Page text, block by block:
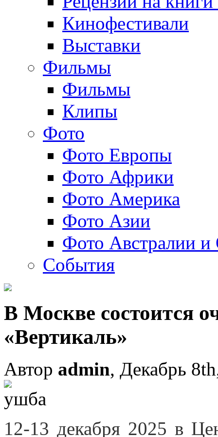
Кинофестивали
Выставки
Фильмы
Фильмы
Клипы
Фото
Фото Европы
Фото Африки
Фото Америка
Фото Азии
Фото Австралии и
События
В Москве состоится
«Вертикаль»
Автор admin, Декабрь
12-13 декабря 2025 в